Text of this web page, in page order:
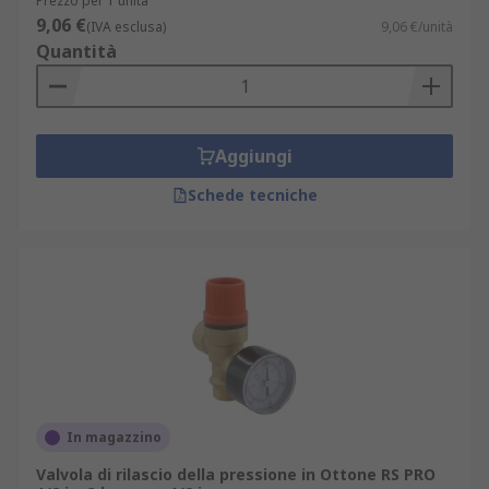
9,06 €(IVA esclusa) 9,06 €/unità
Quantità
Aggiungi
Schede tecniche
In magazzino
Valvola di rilascio della pressione in Ottone RS PRO